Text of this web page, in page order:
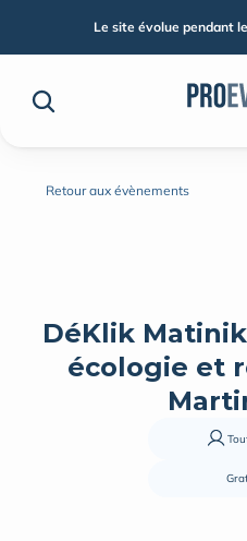
Retour aux évènements
DéKlik
écologie et
Le site évolue pendant